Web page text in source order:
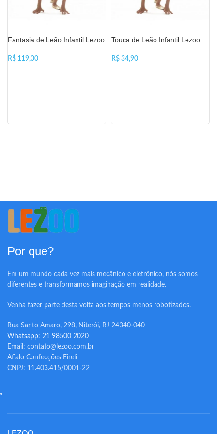
Fantasia de Leão Infantil Lezoo
R$
Touca de Leão Infantil Lezoo
R$
Por que?
Em um mundo cada vez mais mecânico e eletrônico, nós somos
diferentes e transformamos imaginação em realidade.
Venha fazer parte desta volta aos tempos menos robotizados.
Rua Santo Amaro, 298, Niterói, RJ 24340-040
Whatsapp: 21 98500 2020
Email: contato@lezoo.com.br
Aflalo Confecções Eireli
CNPJ: 11.403.415/0001-22